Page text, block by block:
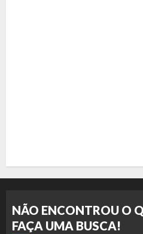
NÃO ENCONTROU O
FAÇA UMA BUSCA!